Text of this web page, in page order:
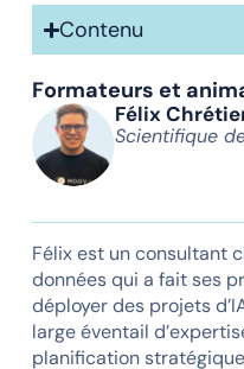
Contenu
Formateurs et
Félix
Scientifique
Félix est un consultant
données qui a fait ses
déployer des projets
large éventail
planification